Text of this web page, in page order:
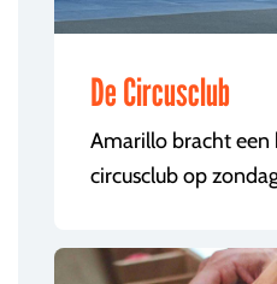
De Circusclub
Amarillo bracht een
circusclub op